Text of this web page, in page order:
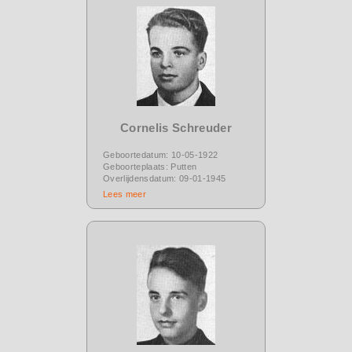
Cornelis Schreuder
Geboortedatum: 10-05-1922
Geboorteplaats: Putten
Overlijdensdatum: 09-01-1945
Lees meer